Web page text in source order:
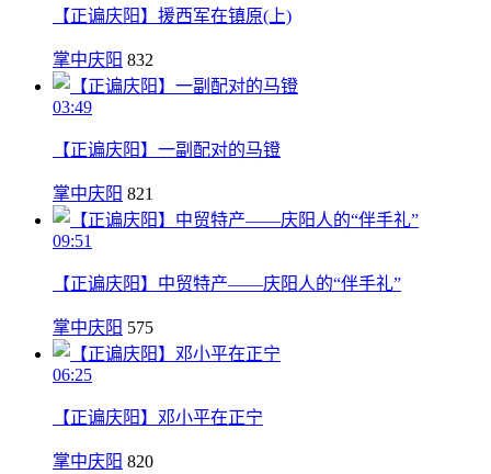
【正谝庆阳】援西军在镇原(上)
掌中庆阳 832
03:49
【正谝庆阳】一副配对的马镫
掌中庆阳 821
09:51
【正谝庆阳】中贸特产——庆阳人的“伴手礼”
掌中庆阳 575
06:25
【正谝庆阳】邓小平在正宁
掌中庆阳 820